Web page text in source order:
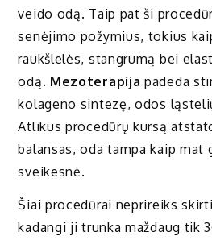
veido odą. Taip pat ši
senėjimo požymius, tokius
raukšlelės, stangrumą bei
odą. Mezoterapija padeda
kolageno sintezę, odos
Atlikus procedūrų kursą
balansas, oda tampa kaip mat
sveikesnė.
Šiai procedūrai neprireiks
kadangi ji trunka maždaug tik